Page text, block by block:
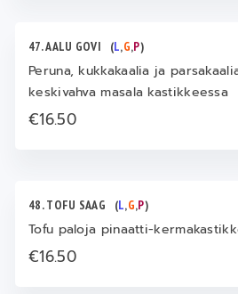
47. AALU GOVI (L,G,P)
Peruna, kukkakaalia ja
keskivahva masala kastikkeessa
€16.50
48. TOFU SAAG (L,G,P)
Tofu paloja pinaatti-
€16.50